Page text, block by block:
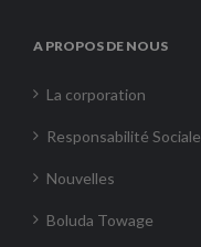
A PROPOS DE NOUS
La corporation
Responsabilité Sociale
Nouvelles
Boluda Towage